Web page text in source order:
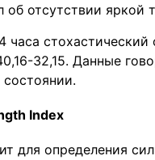
об отсутствии яркой
часа стохастический
32,15. Данные
Index
для определения